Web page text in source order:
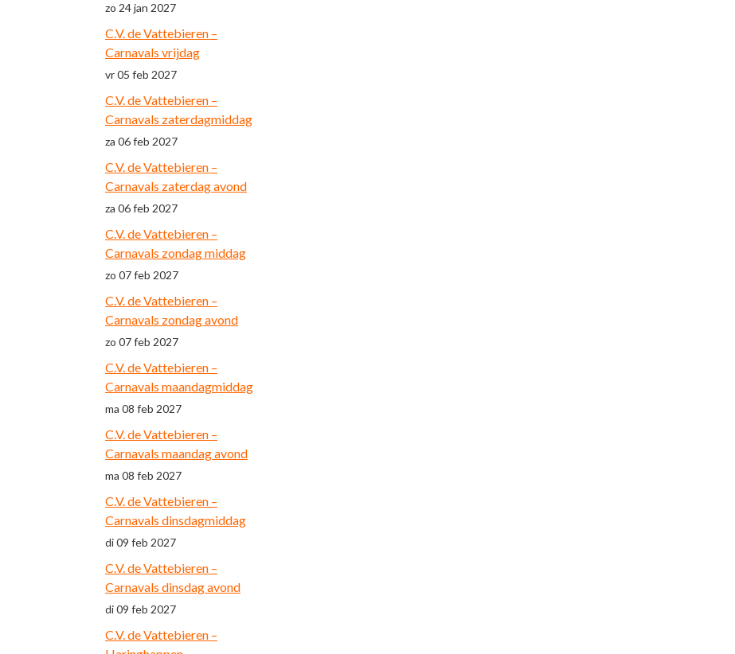
zo 24 jan 2027
C.V. de Vattebieren –
Carnavals vrijdag
vr 05 feb 2027
C.V. de Vattebieren –
Carnavals zaterdagmiddag
za 06 feb 2027
C.V. de Vattebieren –
Carnavals zaterdag avond
za 06 feb 2027
C.V. de Vattebieren –
Carnavals zondag middag
zo 07 feb 2027
C.V. de Vattebieren –
Carnavals zondag avond
zo 07 feb 2027
C.V. de Vattebieren –
Carnavals maandagmiddag
ma 08 feb 2027
C.V. de Vattebieren –
Carnavals maandag avond
ma 08 feb 2027
C.V. de Vattebieren –
Carnavals dinsdagmiddag
di 09 feb 2027
C.V. de Vattebieren –
Carnavals dinsdag avond
di 09 feb 2027
C.V. de Vattebieren –